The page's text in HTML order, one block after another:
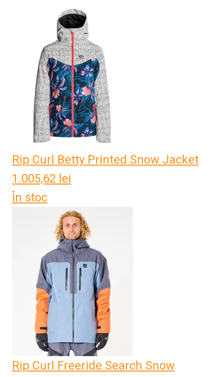
Rip Curl Betty Printed Snow Jacket
1.005,62 lei
În stoc
Rip Curl Freeride Search Snow